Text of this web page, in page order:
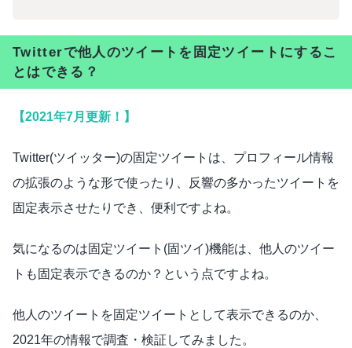
Twitterで他人のツイートを固定ツイートにするこ
とはできる？
【2021年7月更新！】
Twitter(ツイッター)の固定ツイートは、プロフィール情報
の拡張のような形で使ったり、反響の多かったツイートを
固定表示させたりでき、便利ですよね。
気になるのは固定ツイート(固ツイ)機能は、他人のツイー
トも固定表示できるのか？という点ですよね。
他人のツイートを固定ツイートとして表示できるのか、
2021年の情報で調査・検証してみました。